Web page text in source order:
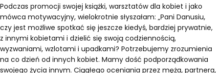
Podczas promocji swojej książki, warsztatów dla kobiet i jako
mówca motywacyjny, wielokrotnie słyszałam: „Pani Danusiu,
czy jest możliwe spotkać się jeszcze kiedyś, bardziej prywatnie,
z innymi kobietami i dzielić się swoją codziennością,
wyzwaniami, wzlotami i upadkami? Potrzebujemy zrozumienia
na co dzień od innych kobiet. Mamy dość podporządkowania
swojego życia innym. Ciągłego oceniania przez męża, partnera,